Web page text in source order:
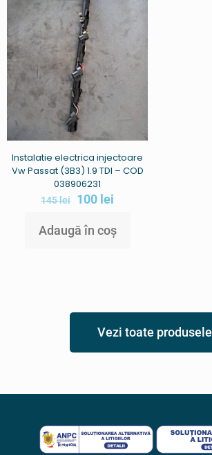
Instalatie electrica injectoare
Vw Passat (3B3) 1.9 TDI – COD
038906231
145lei 100 lei
Adaugă în coș
Vezi toate produsele